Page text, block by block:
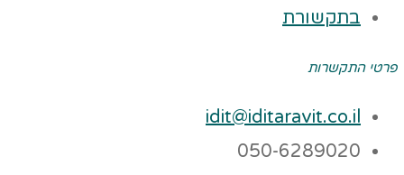
בתקשורת
פרטי התקשרות
idit@iditaravit.co.il
050-6289020